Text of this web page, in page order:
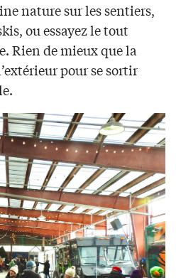
nature sur les sentiers,
,ou essayez le tout
Rien de mieux que la
pour se sortir